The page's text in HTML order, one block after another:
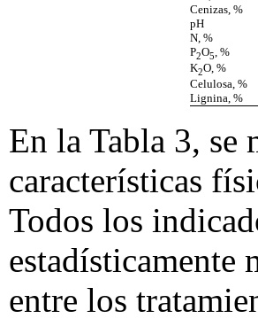
Cenizas, %
pH
N, %
P2O5, %
K2O, %
Celulosa, %
Lignina, %
En la Tabla 3, se
características
Todos los
entre los